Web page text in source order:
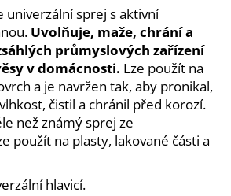
univerzální sprej s aktivní
Uvolňuje, maže, chrání a
průmyslových zařízení
v domácnosti. Lze použít na
a je navržen tak, aby pronikal,
čistil a chránil před korozí.
než známý sprej ze
použít na plasty, lakované části a
hlavicí.